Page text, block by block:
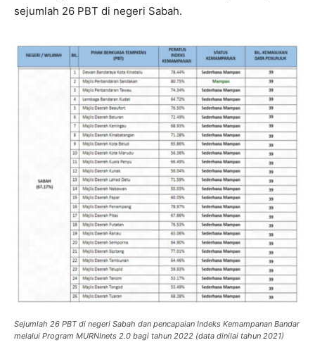
sejumlah 26 PBT di negeri Sabah.
Sejumlah 26 PBT di negeri Sabah dan pencapaian Indeks Kemampanan Bandar
melalui Program MURNInets 2.0 bagi tahun 2022 (data dinilai tahun 2021)